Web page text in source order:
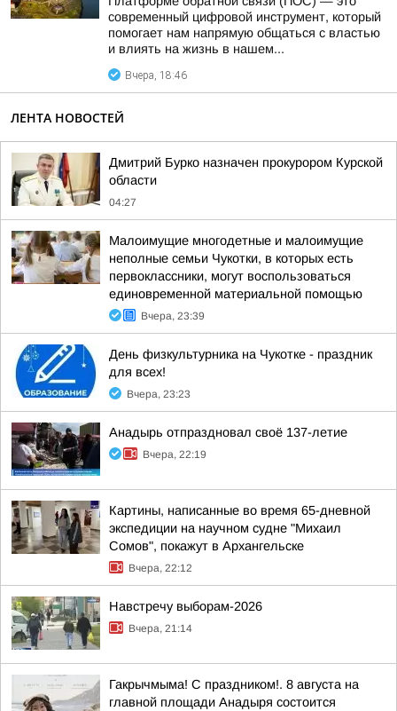
современный цифровой инструмент, который
помогает нам напрямую общаться с властью
и влиять на жизнь в нашем...
Вчера, 18:46
ЛЕНТА НОВОСТЕЙ
Дмитрий Бурко назначен прокурором Курской
области
04:27
Малоимущие многодетные и малоимущие
неполные семьи Чукотки, в которых есть
первоклассники, могут воспользоваться
единовременной материальной помощью
Вчера, 23:39
День физкультурника на Чукотке - праздник
для всех!
Вчера, 23:23
Анадырь отпраздновал своё 137-летие
Вчера, 22:19
Картины, написанные во время 65-дневной
экспедиции на научном судне "Михаил
Сомов", покажут в Архангельске
Вчера, 22:12
Навстречу выборам-2026
Вчера, 21:14
Гакрычмыма! С праздником!. 8 августа на
главной площади Анадыря состоится